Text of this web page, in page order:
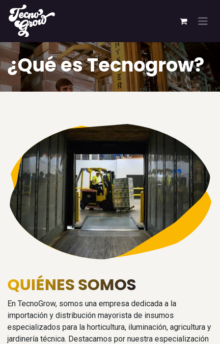
Ir al contenido
¿Qué es Tecnogrow?
QUIÉNES SOMOS
En TecnoGrow, somos una empresa dedicada a la
importación y distribución mayorista de insumos
especializados para la horticultura, iluminación, agricultura y
jardinería técnica. Destacamos por nuestra especialización